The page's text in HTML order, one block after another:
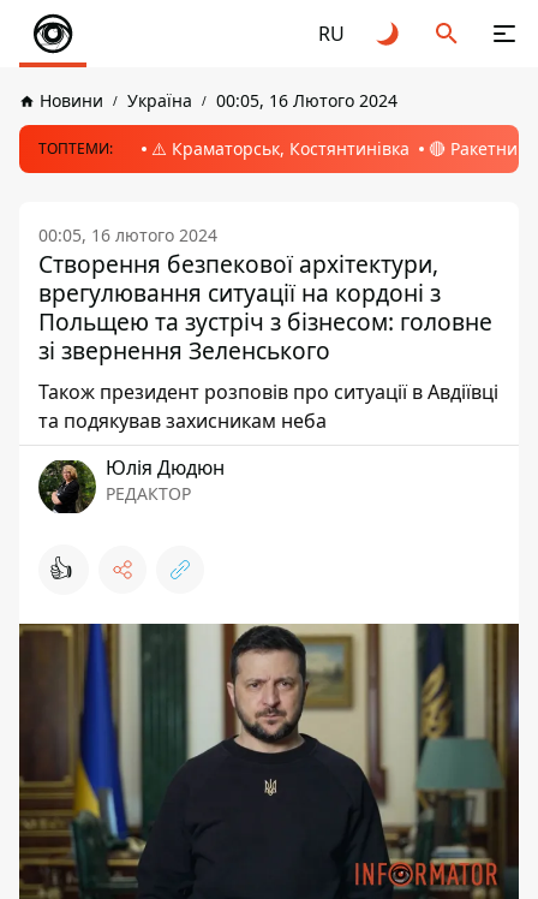
RU
Новини Україна 00:05, 16 Лютого 2024
ТОПТЕМИ: ⚠️ Краматорськ, Костянтинівка 🔴 Ракетний
00:05, 16 лютого 2024
Створення безпекової архітектури,
врегулювання ситуації на кордоні з
Польщею та зустріч з бізнесом: головне
зі звернення Зеленського
Також президент розповів про ситуації в Авдіївці
та подякував захисникам неба
Юлія Дюдюн
РЕДАКТОР
👍